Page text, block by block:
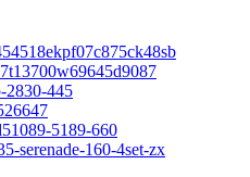
2830-445
5189-660
serenade-160-4set-zx